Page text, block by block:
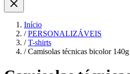
Início
/ PERSONALIZÁVEIS
/ T-shirts
/ Camisolas técnicas bicolor